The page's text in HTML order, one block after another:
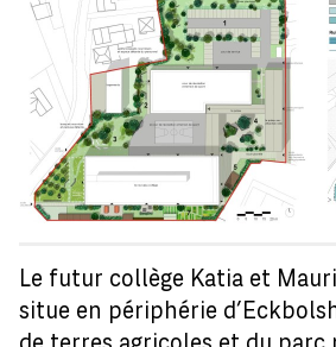
Le futur collège Katia et
situe en périphérie